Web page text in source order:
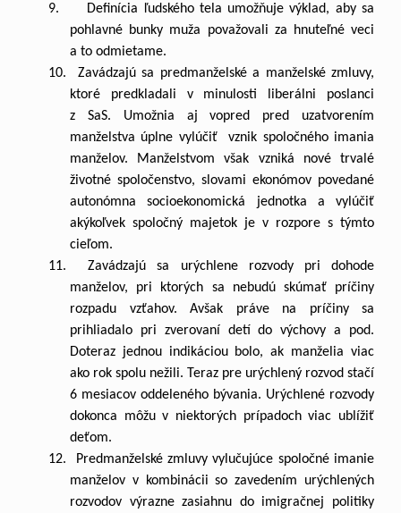
9. Definícia ľudského tela umožňuje výklad, aby sa
pohlavné bunky muža považovali za hnuteľné veci
a to odmietame.
10. Zavádzajú sa predmanželské a manželské zmluvy,
ktoré predkladali v minulosti liberálni poslanci
z SaS. Umožnia aj vopred pred uzatvorením
manželstva úplne vylúčiť vznik spoločného imania
manželov. Manželstvom však vzniká nové trvalé
životné spoločenstvo, slovami ekonómov povedané
autonómna socioekonomická jednotka a vylúčiť
akýkoľvek spoločný majetok je v rozpore s týmto
cieľom.
11. Zavádzajú sa urýchlene rozvody pri dohode
manželov, pri ktorých sa nebudú skúmať príčiny
rozpadu vzťahov. Avšak práve na príčiny sa
prihliadalo pri zverovaní detí do výchovy a pod.
Doteraz jednou indikáciou bolo, ak manželia viac
ako rok spolu nežili. Teraz pre urýchlený rozvod stačí
6 mesiacov oddeleného bývania. Urýchlené rozvody
dokonca môžu v niektorých prípadoch viac ublížiť
deťom.
12. Predmanželské zmluvy vylučujúce spoločné imanie
manželov v kombinácii so zavedením urýchlených
rozvodov výrazne zasiahnu do imigračnej politiky